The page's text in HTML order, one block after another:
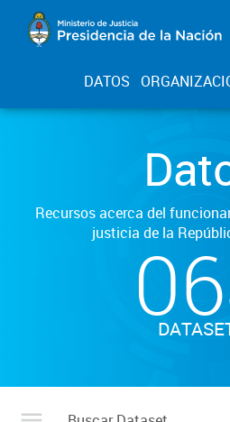
DATOS
Recursos acerca del
justicia de la